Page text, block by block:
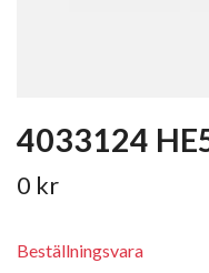
4033124
0 kr
Beställningsvara